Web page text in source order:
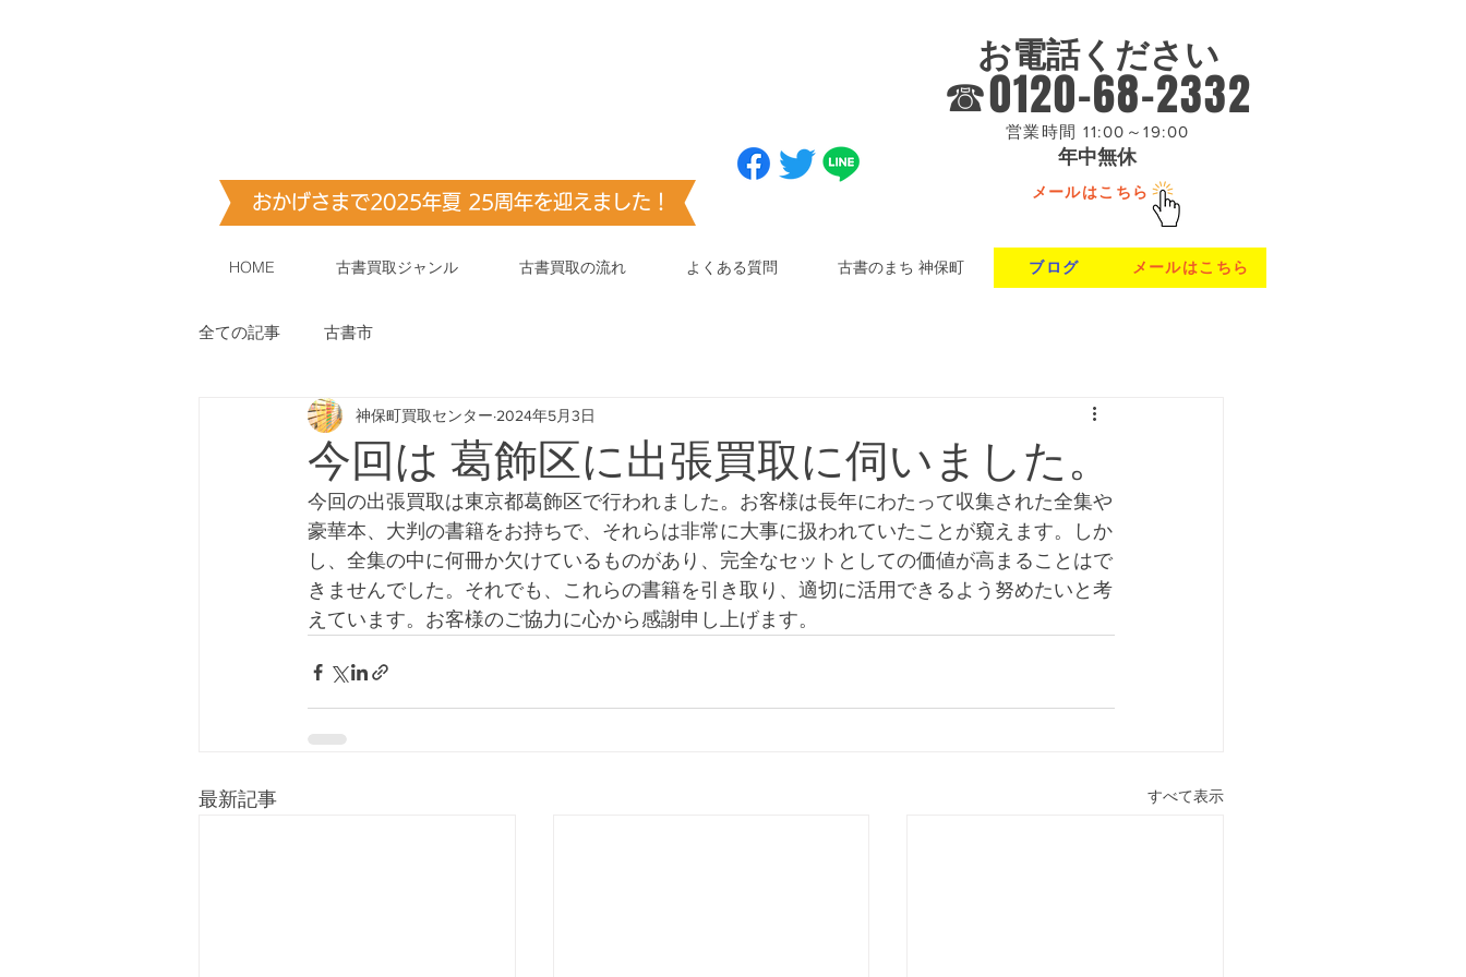
おかげさまで2025年夏 25周年を迎えました！
お電話ください
☎0120-68-2332
営業時間 11:00～19:00
年中無休
メールはこちら
HOME 古書買取ジャンル 古書買取の流れ よくある質問 古書のまち 神保町 ブログ メールはこちら
全ての記事 古書市
今回は 葛飾区に出張買取に伺いました。
神保町買取センター 2024年5月3日
今回の出張買取は東京都葛飾区で行われました。お客様は長年にわたって収集された全集や
豪華本、大判の書籍をお持ちで、それらは非常に大事に扱われていたことが窺えます。しか
し、全集の中に何冊か欠けているものがあり、完全なセットとしての価値が高まることはで
きませんでした。それでも、これらの書籍を引き取り、適切に活用できるよう努めたいと考
えています。お客様のご協力に心から感謝申し上げます。
最新記事 すべて表示